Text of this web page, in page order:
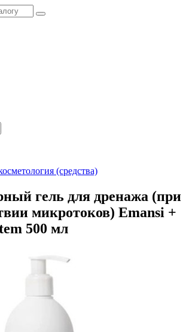
(средства)
гель для дренажа (при
микротоков) Emansi +
500 мл